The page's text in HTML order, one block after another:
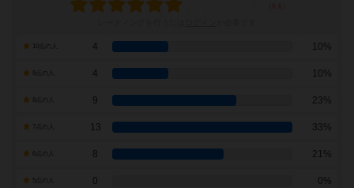
4 10%
4 10%
9 23%
7点の人 13 33%
8 21%
0 0%